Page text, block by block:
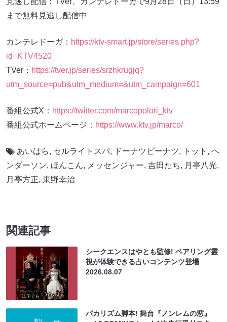
まで無料見逃し配信中
カンテレドーガ： https://ktv-smart.jp/store/series.php?
id=KTV4520
TVer： https://tver.jp/series/srzhkrugjq?
utm_source=pub&utm_medium=&utm_campaign=601
番組公式X： https://twitter.com/marcopolori_ktv
番組公式ホームページ： https://www.ktv.jp/marco/
あいはら, セルライトスパ, ドーナツピーナツ, トット , ヘ
ンダーソン, ほんこん, メッセンジャー, 吉田たち, 月亭八光,
月亭方正, 東野幸治
関連記事
シークエンスはやとも監修! ペアリング霊
視が体験できる占いコンテンツ登場
2026.08.07
バカリズム脚本! 舞台『ノンレムの窓』